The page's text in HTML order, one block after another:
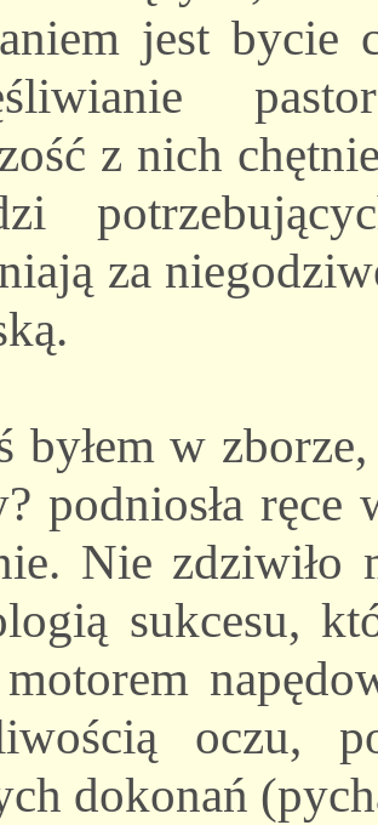
jest bycie
z nich
za
byłem w
podniosła ręce
Nie
sukcesu,
oczu,
dokonań